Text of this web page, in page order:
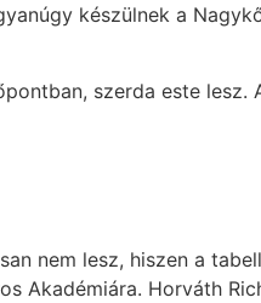
készülnek a
szerda este
nem lesz, hiszen a
Akadémiára. Horváth